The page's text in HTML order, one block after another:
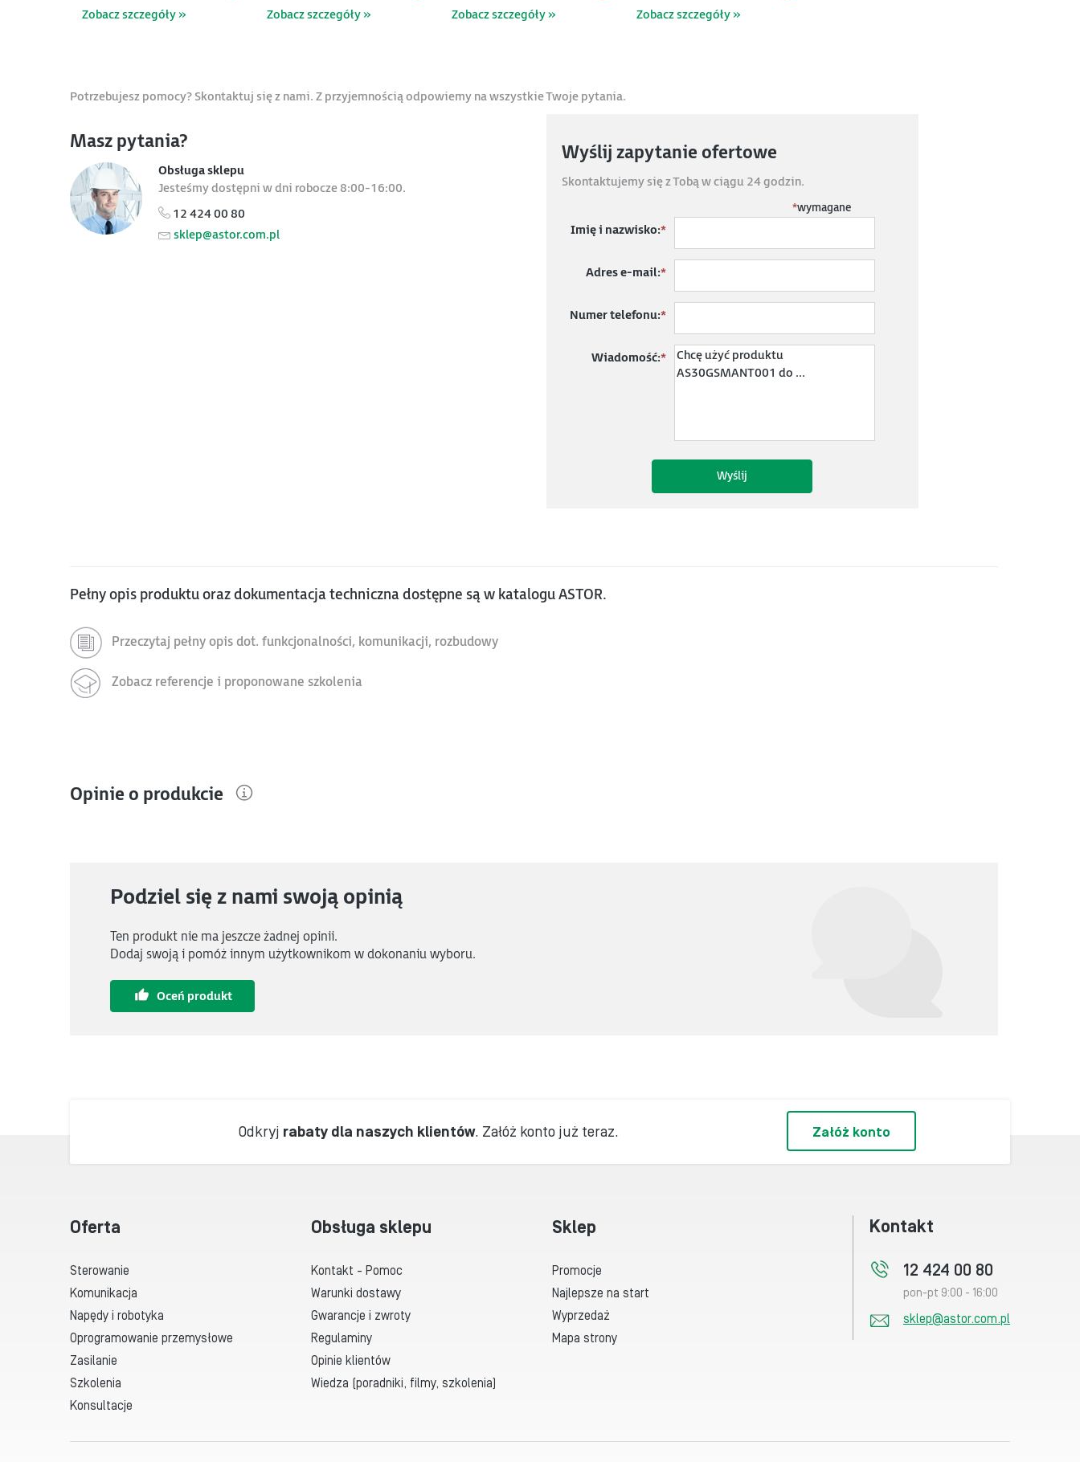
Zobacz szczegóły »
Zobacz szczegóły »
Zobacz szczegóły »
Zobacz szczegóły »
Potrzebujesz pomocy? Skontaktuj się z nami. Z przyjemnością odpowiemy na wszystkie Twoje pytania.
Masz pytania?
Obsługa sklepu
Jesteśmy dostępni w dni robocze 8:00-16:00.
12 424 00 80
sklep@astor.com.pl
Wyślij zapytanie ofertowe
Skontaktujemy się z Tobą w ciągu 24 godzin.
*wymagane
Imię i nazwisko:*
Adres e-mail:*
Numer telefonu:*
Wiadomość:*
Pełny opis produktu oraz dokumentacja techniczna dostępne są w katalogu ASTOR.
Przeczytaj pełny opis dot. funkcjonalności, komunikacji, rozbudowy
Zobacz referencje i proponowane szkolenia
Opinie o produkcie
Podziel się z nami swoją opinią
Ten produkt nie ma jeszcze żadnej opinii.
Dodaj swoją i pomóż innym użytkownikom w dokonaniu wyboru.
Oceń produkt
Załóż konto
Odkryj rabaty dla naszych klientów. Załóż konto już teraz.
Oferta
Sterowanie
Komunikacja
Napędy i robotyka
Oprogramowanie przemysłowe
Zasilanie
Szkolenia
Konsultacje
Obsługa sklepu
Kontakt - Pomoc
Warunki dostawy
Gwarancje i zwroty
Regulaminy
Opinie klientów
Wiedza (poradniki, filmy, szkolenia)
Sklep
Promocje
Najlepsze na start
Wyprzedaż
Mapa strony
Kontakt
12 424 00 80
pon-pt 9:00 - 16:00
sklep@astor.com.pl